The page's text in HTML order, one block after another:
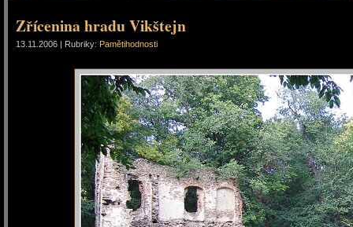
Zřícenina hradu Vikštejn
13.11.2006 | Rubriky: Pamětihodnosti